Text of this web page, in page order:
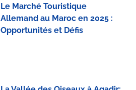
Le Marché Touristique
Allemand au Maroc en 2025 :
Opportunités et Défis